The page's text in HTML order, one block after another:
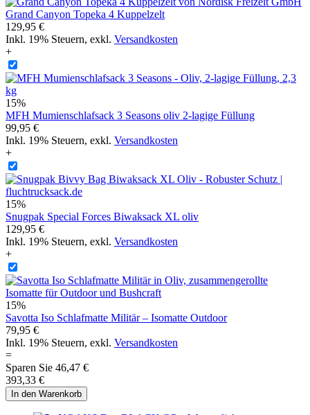
Grand Canyon Topeka 4 Kuppelzelt
129,95 €
Inkl. 19% Steuern, exkl. Versandkosten
+
15%
MFH Mumienschlafsack 3 Seasons oliv 2-lagige Füllung
99,95 €
Inkl. 19% Steuern, exkl. Versandkosten
+
15%
Snugpak Special Forces Biwaksack XL oliv
129,95 €
Inkl. 19% Steuern, exkl. Versandkosten
+
15%
Savotta Iso Schlafmatte Militär – Isomatte Outdoor
79,95 €
Inkl. 19% Steuern, exkl. Versandkosten
=
Sparen Sie 46,47 €
393,33 €
In den Warenkorb